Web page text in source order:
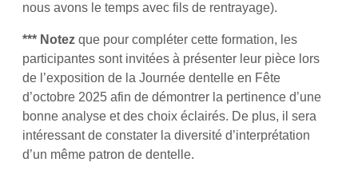
nous avons le temps avec fils de rentrayage).
*** Notez que pour compléter cette formation, les
participantes sont invitées à présenter leur pièce lors
de l’exposition de la Journée dentelle en Fête
d’octobre 2025 afin de démontrer la pertinence d’une
bonne analyse et des choix éclairés. De plus, il sera
intéressant de constater la diversité d’interprétation
d’un même patron de dentelle.